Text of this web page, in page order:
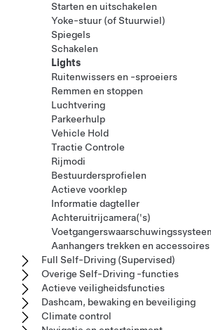
Starten en uitschakelen
Yoke-stuur (of Stuurwiel)
Spiegels
Schakelen
Lights
Ruitenwissers en -sproeiers
Remmen en stoppen
Luchtvering
Parkeerhulp
Vehicle Hold
Tractie Controle
Rijmodi
Bestuurdersprofielen
Actieve voorklep
Informatie dagteller
Achteruitrijcamera('s)
Aanhangers trekken en accessoires
Full Self-Driving (Supervised)
Overige Self-Driving -functies
Actieve veiligheidsfuncties
Dashcam, bewaking en beveiliging
Climate control